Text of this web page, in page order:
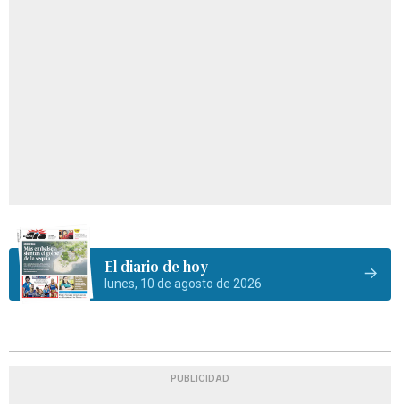
El diario de hoy
lunes, 10 de agosto de 2026
PUBLICIDAD